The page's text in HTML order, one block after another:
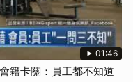
01:46
籍卡關：員工都不知道